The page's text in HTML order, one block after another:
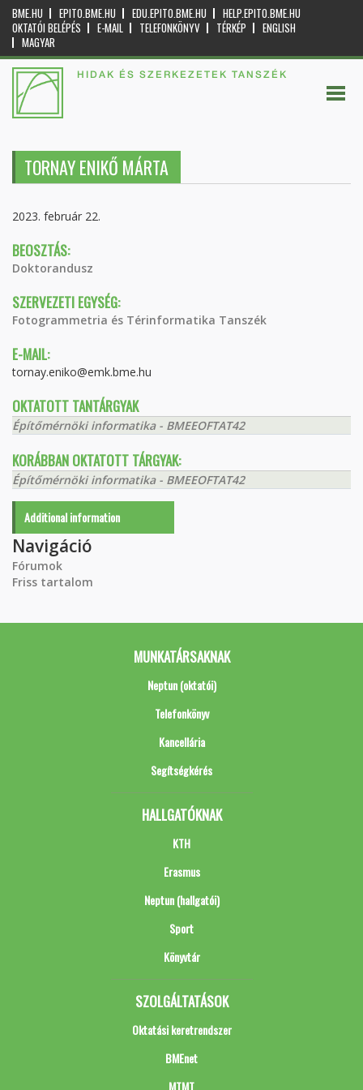
BME.HU EPITO.BME.HU EDU.EPITO.BME.HU
HELP.EPITO.BME.HU
OKTATÓI BELÉPÉS
E-MAIL TELEFONKÖNYV TÉRKÉP
ENGLISH
MAGYAR
HIDAK ÉS SZERKEZETEK TANSZÉK
TORNAY ENIKŐ MÁRTA
2023. február 22.
BEOSZTÁS:
Doktorandusz
SZERVEZETI EGYSÉG:
Fotogrammetria és Térinformatika Tanszék
E-MAIL:
tornay.eniko@emk.bme.hu
OKTATOTT TANTÁRGYAK
Építőmérnöki informatika - BMEEOFTAT42
KORÁBBAN OKTATOTT TÁRGYAK:
Építőmérnöki informatika - BMEEOFTAT42
Additional information
Navigáció
Fórumok
Friss tartalom
MUNKATÁRSAKNAK
Neptun (oktatói)
Telefonkönyv
Kancellária
Segítségkérés
HALLGATÓKNAK
KTH
Erasmus
Neptun (hallgatói)
Sport
Könyvtár
SZOLGÁLTATÁSOK
Oktatási keretrendszer
BMEnet
MTMT